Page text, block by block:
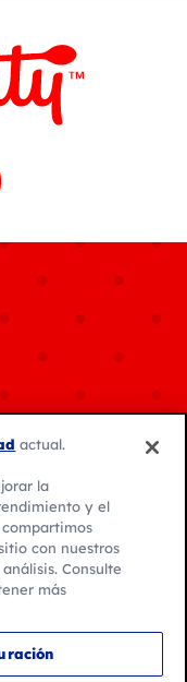
datos
reservados.
actual.
la
y el
con nuestros
Consulte
más